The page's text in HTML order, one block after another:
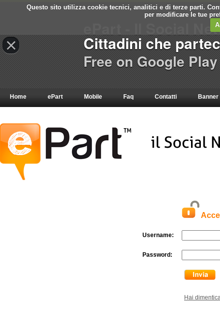
Questo sito utilizza cookie tecnici, analitici e di terze parti.
per modificare le tue
Home ePart Mobile Faq Contatti Banner
Username:
Password:
Hai
×
ePart - Il Social
Cittadini che
Free on Google Play